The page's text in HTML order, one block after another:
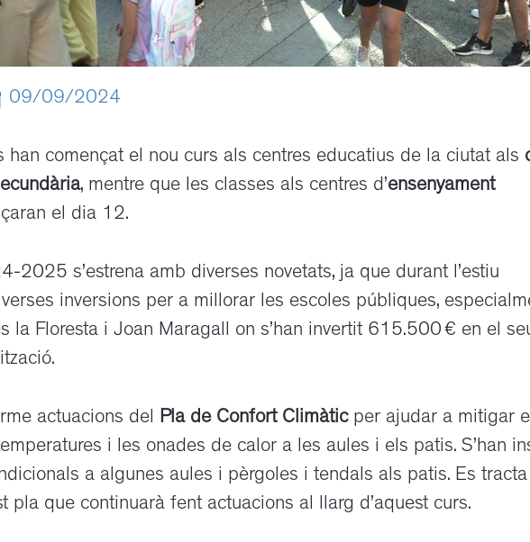
09/09/2024
començat el nou curs als centres educatius de la ciutat als
, mentre que les classes als centres d’ensenyament
el dia 12.
2025 s’estrena amb diverses novetats, ja que durant l’estiu
inversions per a millorar les escoles públiques,
la Floresta i Joan Maragall on s’han invertit 615.500 € en el
actuacions del Pla de Confort Climàticper ajudar a mitigar
i les onades de calor a les aules i els patis. S’han
a algunes aules i pèrgoles i tendals als patis. Es
pla que continuarà fent actuacions al llarg d’aquest curs.